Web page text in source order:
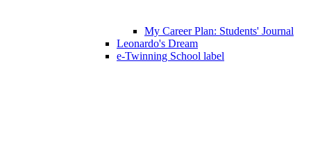
My Career Plan: Students' Journal
Leonardo's Dream
e-Twinning School label